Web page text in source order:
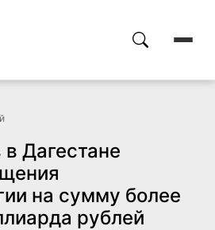
Дагестане
на сумму более
рублей